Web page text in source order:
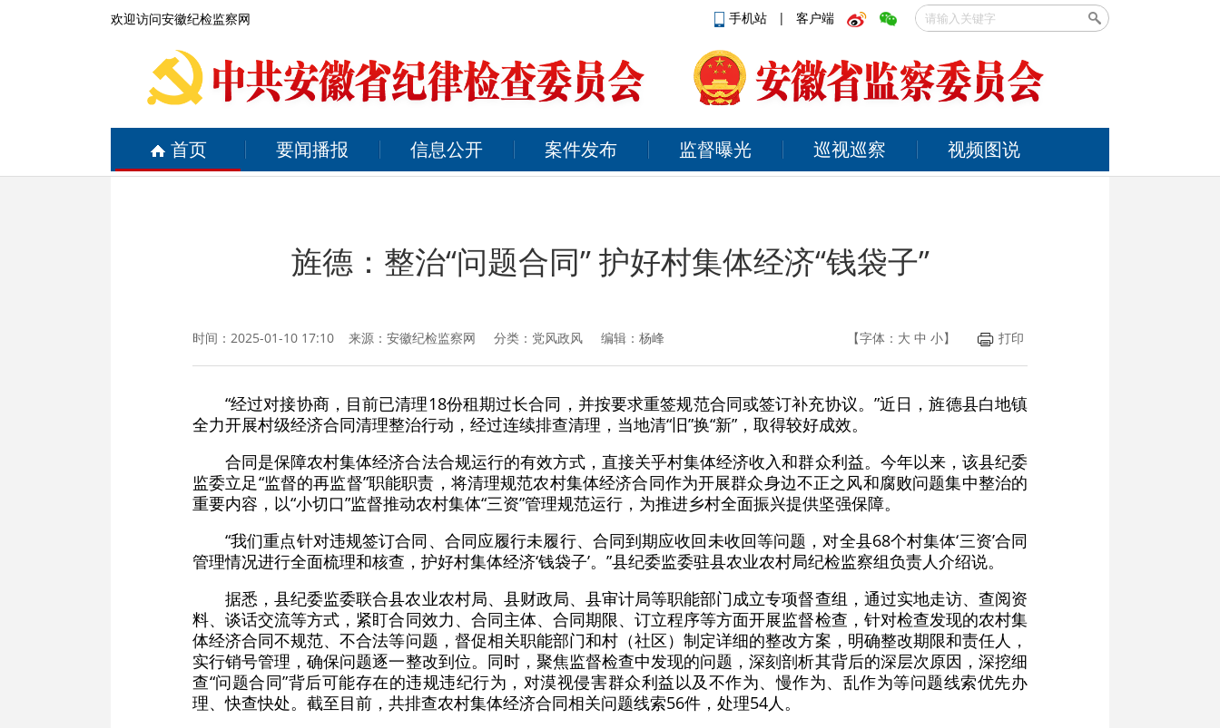
欢迎访问安徽纪检监察网 手机站 | 客户端
首页 要闻播报 信息公开 案件发布 监督曝光 巡视巡察 视频图说
旌德：整治“问题合同” 护好村集体经济“钱袋子”
时间：2025-01-10 17:10 来源： 安徽纪检监察网 分类：党风政风 编辑：杨峰 【字体： 大 中 小】 打印
“经过对接协商，目前已清理18份租期过长合同，并按要求重签规范合同或签订补充协议。”近日，旌德县白地镇
全力开展村级经济合同清理整治行动，经过连续排查清理，当地清“旧”换“新”，取得较好成效。
合同是保障农村集体经济合法合规运行的有效方式，直接关乎村集体经济收入和群众利益。今年以来，该县纪委
监委立足“监督的再监督”职能职责，将清理规范农村集体经济合同作为开展群众身边不正之风和腐败问题集中整治的
重要内容，以“小切口”监督推动农村集体“三资”管理规范运行，为推进乡村全面振兴提供坚强保障。
“我们重点针对违规签订合同、合同应履行未履行、合同到期应收回未收回等问题，对全县68个村集体‘三资’合同
管理情况进行全面梳理和核查，护好村集体经济‘钱袋子’。”县纪委监委驻县农业农村局纪检监察组负责人介绍说。
据悉，县纪委监委联合县农业农村局、县财政局、县审计局等职能部门成立专项督查组，通过实地走访、查阅资
料、谈话交流等方式，紧盯合同效力、合同主体、合同期限、订立程序等方面开展监督检查，针对检查发现的农村集
体经济合同不规范、不合法等问题，督促相关职能部门和村（社区）制定详细的整改方案，明确整改期限和责任人，
实行销号管理，确保问题逐一整改到位。同时，聚焦监督检查中发现的问题，深刻剖析其背后的深层次原因，深挖细
查“问题合同”背后可能存在的违规违纪行为，对漠视侵害群众利益以及不作为、慢作为、乱作为等问题线索优先办
理、快查快处。截至目前，共排查农村集体经济合同相关问题线索56件，处理54人。